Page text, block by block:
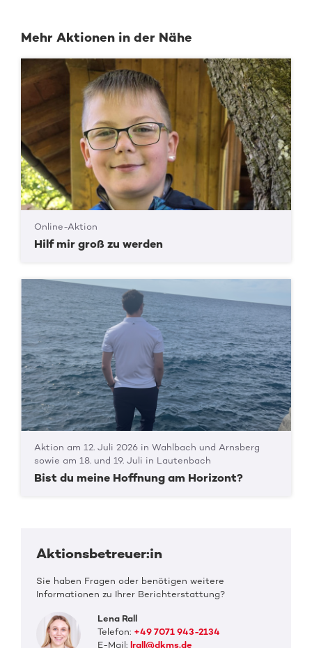
Mehr Aktionen in der Nähe
Online-Aktion
Hilf mir groß zu werden
Aktion am 12. Juli 2026 in Wahlbach und Arnsberg
sowie am 18. und 19. Juli in Lautenbach
Bist du meine Hoffnung am Horizont?
Aktionsbetreuer:in
Sie haben Fragen oder benötigen weitere
Informationen zu Ihrer Berichterstattung?
Lena Rall
Telefon: +49 7071 943-2134
E-Mail: lrall@dkms.de